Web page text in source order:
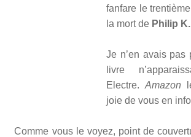
fanfare le
la mort de Philip
Je n’en avais pas
livre
Electre.Amazon
joie de vous en
Comme vous le voyez, point de